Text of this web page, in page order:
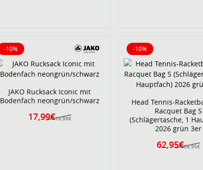
JAKO Rucksack Iconic mit
Bodenfach neongrün/schwarz
19,99€
17,99€
-10%
10% reduziert
Head Tennis-
Racquet Bag S
(Schlägertasche, 1
2026 grün 3er
69,95€
62,95€
-10%
10% reduziert